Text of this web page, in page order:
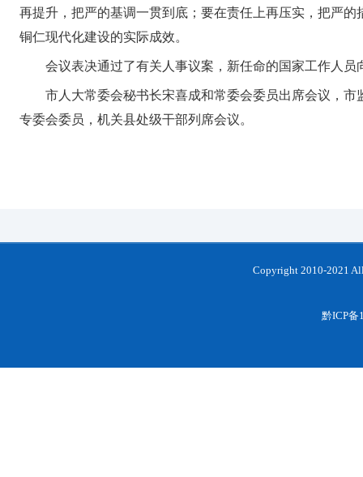
再提升，把严的基调一贯到底；要在责任上再压实，把严
铜仁现代化建设的实际成效。
会议表决通过了有关人事议案，新任命的国家工作人
市人大常委会秘书长宋喜成和常委会委员出席会议，
专委会委员，机关县处级干部列席会议。
Copyright 2010-2021
黔ICP备